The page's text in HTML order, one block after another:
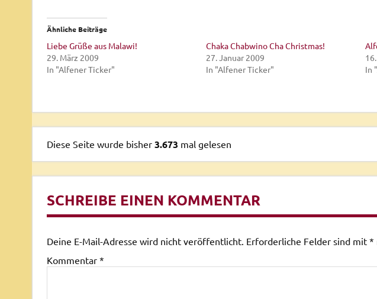
Ähnliche Beiträge
Liebe Grüße aus Malawi!
29. März 2009
In "Alfener Ticker"
Chaka Chabwino Cha Christmas!
27. Januar 2009
In "Alfener Ticker"
In
Diese Seite wurde bisher3.673 mal gelesen
SCHREIBE EINEN KOMMENTAR
Deine E-Mail-Adresse wird nicht veröffentlicht. Erforderliche Felder sind mit *
Kommentar *